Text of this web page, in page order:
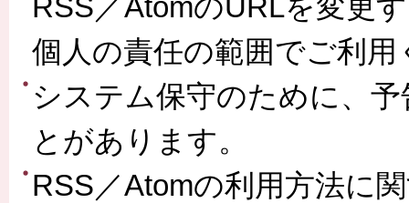
RSS／AtomのURLを変更
個人の責任の範囲でご利用
システム保守のために、
とがあります。
RSS／Atomの利用方法に